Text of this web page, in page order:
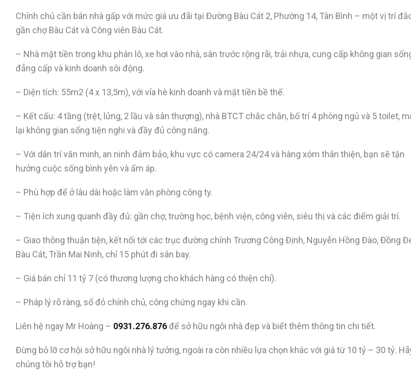
Chính chủ cần bán nhà gấp với mức giá ưu đãi tại Đường Bàu Cát 2, Phường 14, Tân Bình – một vị trí
gần chợ Bàu Cát và Công viên Bàu Cát.
– Nhà mặt tiền trong khu phân lô, xe hơi vào nhà, sân trước rộng rãi, trải nhựa, cung cấp không gian
đẳng cấp và kinh doanh sôi động.
– Diện tích: 55m2 (4 x 13,5m), với vỉa hè kinh doanh và mặt tiền bề thế.
– Kết cấu: 4 tầng (trệt, lửng, 2 lầu và sân thượng), nhà BTCT chắc chắn, bố trí 4 phòng ngủ và 5 toilet,
lại không gian sống tiện nghi và đầy đủ công năng.
– Với dân trí văn minh, an ninh đảm bảo, khu vực có camera 24/24 và hàng xóm thân thiện, bạn sẽ tận
hưởng cuộc sống bình yên và ấm áp.
– Phù hợp để ở lâu dài hoặc làm văn phòng công ty.
– Tiện ích xung quanh đầy đủ: gần chợ, trường học, bệnh viện, công viên, siêu thị và các điểm giải trí.
– Giao thông thuận tiện, kết nối tới các trục đường chính Trương Công Định, Nguyễn Hồng Đào, Đồng
Bàu Cát, Trần Mai Ninh, chỉ 15 phút đi sân bay.
– Giá bán chỉ 11 tỷ 7 (có thương lượng cho khách hàng có thiện chí).
– Pháp lý rõ ràng, sổ đỏ chính chủ, công chứng ngay khi cần.
Liên hệ ngay Mr Hoàng – 0931.276.876 để sở hữu ngôi nhà đẹp và biết thêm thông tin chi tiết.
Đừng bỏ lỡ cơ hội sở hữu ngôi nhà lý tưởng, ngoài ra còn nhiều lựa chọn khác với giá từ 10 tỷ – 30 tỷ.
chúng tôi hỗ trợ bạn!